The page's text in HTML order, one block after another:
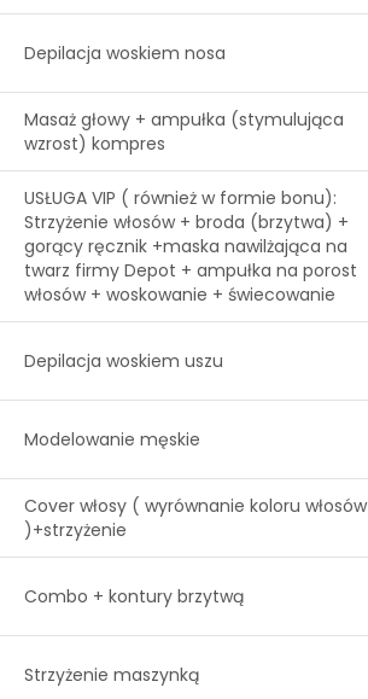
Depilacja woskiem nosa
Masaż głowy + ampułka (stymulująca
wzrost) kompres
USŁUGA VIP ( również w formie bonu):
Strzyżenie włosów + broda (brzytwa) +
gorący ręcznik +maska nawilżająca na
twarz firmy Depot + ampułka na porost
włosów + woskowanie + świecowanie
Depilacja woskiem uszu
Modelowanie męskie
Cover włosy ( wyrównanie koloru włosów
)+strzyżenie
Combo + kontury brzytwą
Strzyżenie maszynką